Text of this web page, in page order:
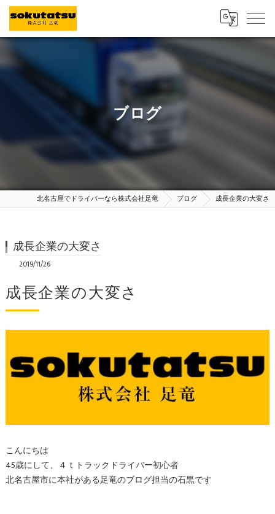
ブログ
北名古屋でドライバーなら株式会社足竜 ブログ 成長企業の大変さ
成長企業の大変さ
2019/11/26
成長企業の大変さ
こんにちは
45歳にして、４ｔトラックドライバー初心者
北名古屋市に本社がある足竜のブログ担当の石黒です